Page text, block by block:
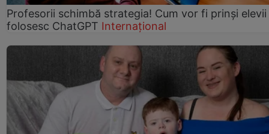
Profesorii schimbă strategia! Cum vor fi prinși elevii
folosesc ChatGPT Internațional